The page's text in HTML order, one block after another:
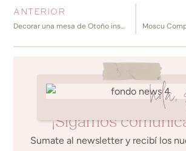
ANTERIOR
Decorar una mesa de Otoño inspirada en sus colores
¡Sigamos
Sumate al newsletter y recibí los